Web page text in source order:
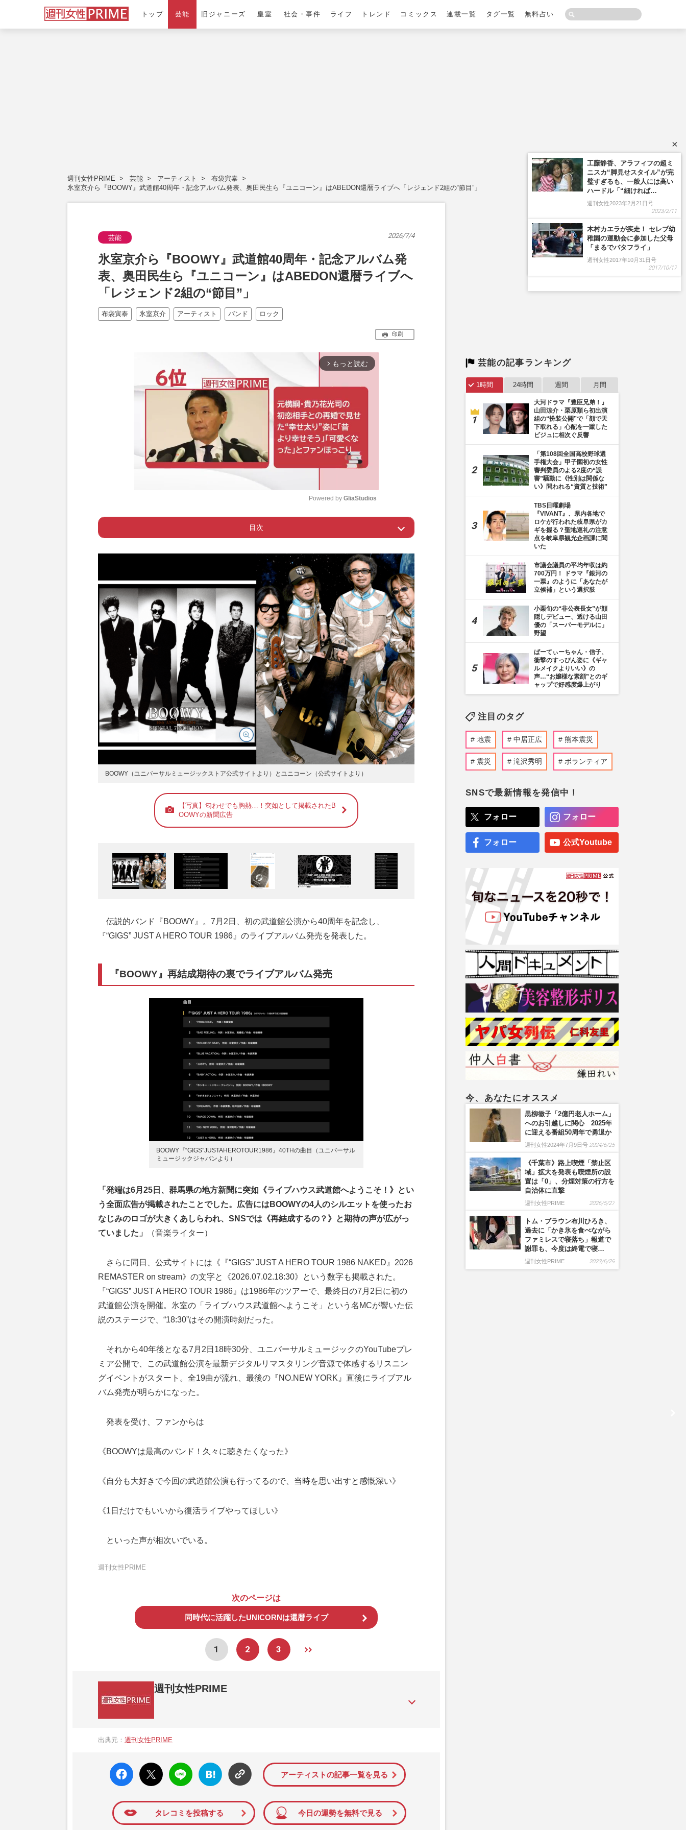
トップ 芸能 旧ジャニーズ 皇室 社会・事件 ライフ トレンド コミックス 連載一覧 タグ一覧 無料占い
週刊女性PRIME 芸能 アーティスト
布袋寅泰
氷室京介ら『BOOWY』武道館40周年・記念アルバム発表、奥田民生ら『ユニコーン』はABEDON還暦ライブへ「レジェンド2組の“節目”」
芸能 2026/7/4
氷室京介ら『BOOWY』武道館40周年・記念アルバム発
表、奥田民生ら『ユニコーン』はABEDON還暦ライブへ
「レジェンド2組の“節目”」
布袋寅泰 氷室京介 アーティスト バンド ロック
印刷
arrow_forward_ios もっと読む
t
e
Powered by GliaStudios
目次
Page 1 ー 『BOOWY』再結成期待の裏でライブアルバム発売
Page 2 ー 同時代に活躍したUNICORNは還暦ライブ
BOOWY（ユニバーサルミュージックストア公式サイトより）とユニコーン（公式サイトより）
【写真】匂わせでも胸熱…！突如として掲載されたB
OOWYの新聞広告
伝説的バンド『BOOWY』。7月2日、初の武道館公演から40周年を記念し、
『“GIGS” JUST A HERO TOUR 1986』のライブアルバム発売を発表した。
『BOOWY』再結成期待の裏でライブアルバム発売
BOOWY『“GIGS”JUSTAHEROTOUR1986』40THの曲目（ユニバーサル
ミュージックジャパンより）
「発端は6月25日、群馬県の地方新聞に突如《ライブハウス武道館へようこそ！》とい
う全面広告が掲載されたことでした。広告にはBOOWYの4人のシルエットを使ったお
なじみのロゴが大きくあしらわれ、SNSでは《再結成するの？》と期待の声が広がっ
ていました」
（音楽ライター）
さらに同日、公式サイトには《『“GIGS” JUST A HERO TOUR 1986 NAKED』2026
REMASTER on stream》の文字と《2026.07.02.18:30》という数字も掲載された。
『“GIGS” JUST A HERO TOUR 1986』は1986年のツアーで、最終日の7月2日に初の
武道館公演を開催。氷室の「ライブハウス武道館へようこそ」という名MCが響いた伝
説のステージで、“18:30”はその開演時刻だった。
それから40年後となる7月2日18時30分、ユニバーサルミュージックのYouTubeプレ
ミア公開で、この武道館公演を最新デジタルリマスタリング音源で体感するリスニン
グイベントがスタート。全19曲が流れ、最後の『NO.NEW YORK』直後にライブアル
バム発売が明らかになった。
発表を受け、ファンからは
《BOOWYは最高のバンド！久々に聴きたくなった》
《自分も大好きで今回の武道館公演も行ってるので、当時を思い出すと感慨深い》
《1日だけでもいいから復活ライブやってほしい》
といった声が相次いでいる。
週刊女性PRIME
次のページは
同時代に活躍したUNICORNは還暦ライブ
1 2 3
週刊女性PRIME
か、女性週刊誌『週刊女性』の誌面に掲載された記事から、インターネット利用者層にとって特に関心の
出典元： 週刊女性PRIME
faceboo
k いい
ね
X ポス
ト
LINE
はてな
ブック
マーク
アーティストの記事一覧を見る
タレコミを投稿する 今日の運勢を無料で見る
芸能の記事ランキング
1時間 24時間 週間 月間
大河ドラマ『豊臣兄弟！』
山田涼介・栗原類ら初出演
組の“扮装公開”で「顔で天
下取れる」心配を一蹴した
ビジュに相次ぐ反響
「第108回全国高校野球選
手権大会」甲子園初の女性
審判委員のよる2度の“誤
審”騒動に《性別は関係な
い》問われる“資質と技術”
TBS日曜劇場
『VIVANT』、県内各地で
ロケが行われた岐阜県がカ
ギを握る？聖地巡礼の注意
点を岐阜県観光企画課に聞
いた
市議会議員の平均年収は約
700万円！ ドラマ『銀河の
一票』のように「あなたが
立候補」という選択肢
小栗旬の“非公表長女”が顔
隠しデビュー、透ける山田
優の「スーパーモデルに」
野望
ぱーてぃーちゃん・信子、
衝撃のすっぴん姿に《ギャ
ルメイクよりいい》の
声…“お嬢様な素顔”とのギ
ャップで好感度爆上がり
注目のタグ
地震 中居正広 熊本震災
震災 滝沢秀明 ボランティア
SNSで最新情報を発信中！
フォロー フォロー
フォロー 公式Youtube
今、あなたにオススメ
黒柳徹子「2億円老人ホーム」
へのお引越しに関心 2025年
に迎える番組50周年で勇退か
週刊女性2024年7月9日号 2024/6/25
《千葉市》路上喫煙「禁止区
域」拡大を発表も喫煙所の設
置は「0」、分煙対策の行方を
自治体に直撃
週刊女性PRIME 2026/5/27
トム・ブラウン布川ひろき、
過去に「かき氷を食べながら
ファミレスで寝落ち」報道で
謝罪も、今度は終電で寝…
週刊女性PRIME 2023/6/29
×